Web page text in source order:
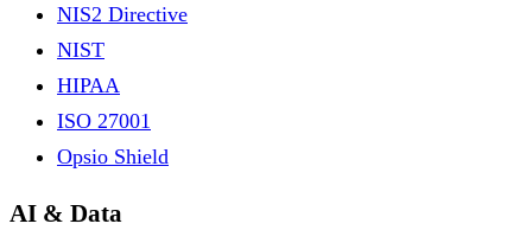
NIS2 Directive
NIST
HIPAA
ISO 27001
Opsio Shield
AI & Data